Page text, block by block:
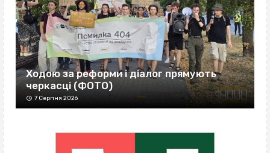
Ходою за реформи і діалог прямують
черкасці (ФОТО)
7 Серпня 2026